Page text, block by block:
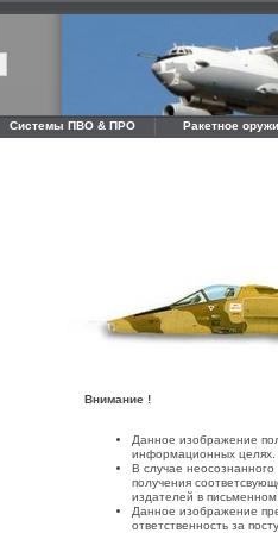
Системы ПВО & ПРО Ракетное
Внимание !
Данное изображение
информационных целях.
В случае
получения
издателей в
Данное изображение
ответственность за